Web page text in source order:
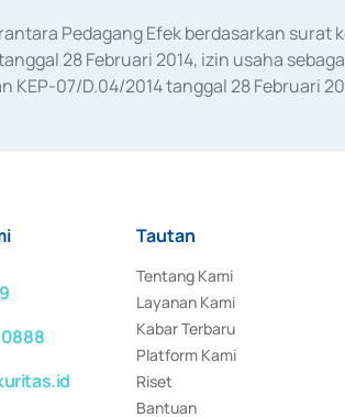
Pedagang Efek berdasarkan
28 Februari 2014, izin usaha
KEP-07/D.04/2014 tanggal 28 Februari
0888
Tautan
Tentang Kami
Layanan Kami
Kabar Terbaru
Platform Kami
Riset
Bantuan